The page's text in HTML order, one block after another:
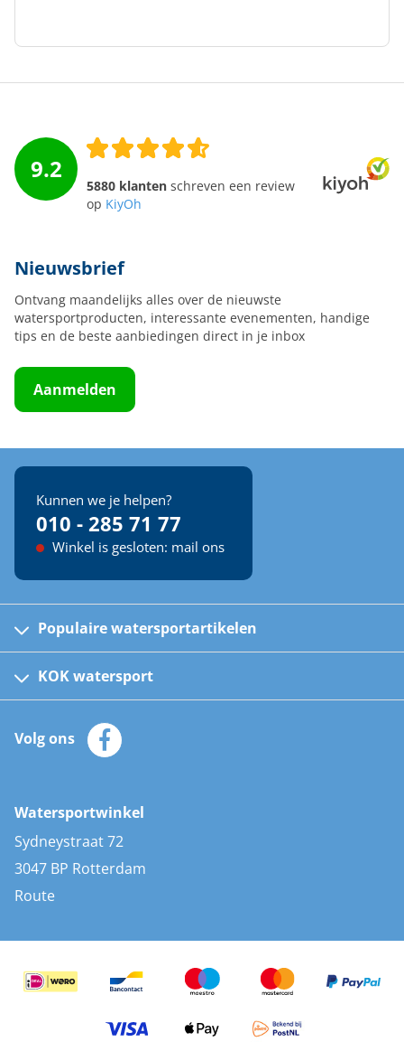
9.2
5880 klanten schreven een review
op KiyOh
Nieuwsbrief
Ontvang maandelijks alles over de nieuwste
watersportproducten, interessante evenementen, handige
tips en de beste aanbiedingen direct in je inbox
Aanmelden
Kunnen we je helpen?
010 - 285 71 77
Winkel is gesloten: mail ons
Populaire watersportartikelen
Kinder reddingsvesten
Automatische reddingsvesten
Zeilkleding
Zonnepanelen
AIS transponders
Stootwillen en fenders
Bootkussens
Zwemtrappen
KOK watersport
Klantenservice
Merken
Volg ons
Watersportwinkel
Sydneystraat 72
3047 BP Rotterdam
Route